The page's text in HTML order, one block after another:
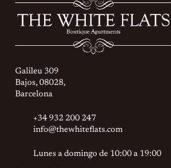
Galileu 309
Bajos, 08028,
Barcelona
+34 932 200 247
info@thewhiteflats.com
Lunes a domingo de 10:00 a 19:00